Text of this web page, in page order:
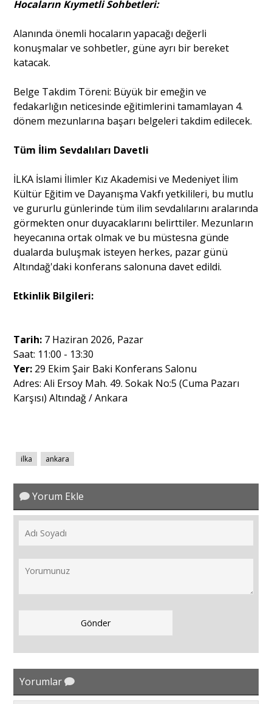
Hocaların Kıymetli Sohbetleri:
Alanında önemli hocaların yapacağı değerli
konuşmalar ve sohbetler, güne ayrı bir bereket
katacak.
​Belge Takdim Töreni: Büyük bir emeğin ve
fedakarlığın neticesinde eğitimlerini tamamlayan 4.
dönem mezunlarına başarı belgeleri takdim edilecek.
Tüm İlim Sevdalıları Davetli
​İLKA İslami İlimler Kız Akademisi ve Medeniyet İlim
Kültür Eğitim ve Dayanışma Vakfı yetkilileri, bu mutlu
ve gururlu günlerinde tüm ilim sevdalılarını aralarında
görmekten onur duyacaklarını belirttiler. Mezunların
heyecanına ortak olmak ve bu müstesna günde
dualarda buluşmak isteyen herkes, pazar günü
Altındağ'daki konferans salonuna davet edildi.
​Etkinlik Bilgileri:
Tarih: 7 Haziran 2026, Pazar
Saat: 11:00 - 13:30
Yer: 29 Ekim Şair Baki Konferans Salonu
​Adres: Ali Ersoy Mah. 49. Sokak No:5 (Cuma Pazarı
Karşısı) Altındağ / Ankara
ilka ankara
Yorum Ekle
Yorumlar